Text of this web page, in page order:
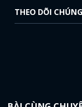
THEO DÕI